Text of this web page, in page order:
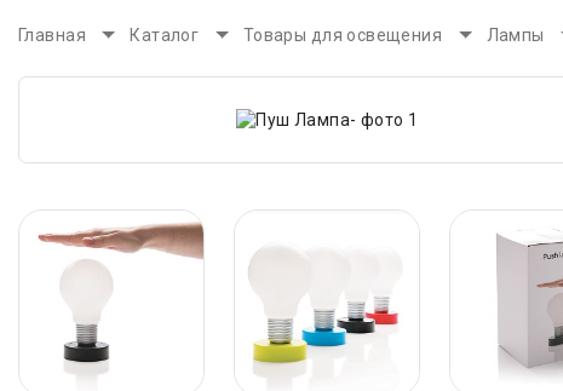
Главная Каталог Товары для освещения Лампы